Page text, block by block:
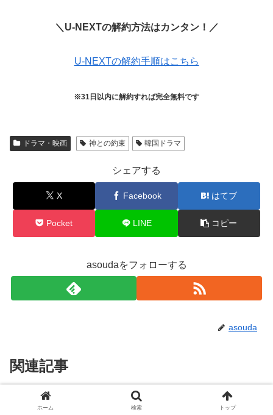
＼U-NEXTの解約方法はカンタン！／
U-NEXTの解約手順はこちら
※31日以内に解約すれば完全無料です
ドラマ・映画 神との約束 韓国ドラマ
シェアする
X Facebook はてブ
Pocket LINE コピー
asoudaをフォローする
asouda
関連記事
ドラマ・映画
秘密と嘘(韓国ドラマ)あらすじネ
ホーム 検索 トップ